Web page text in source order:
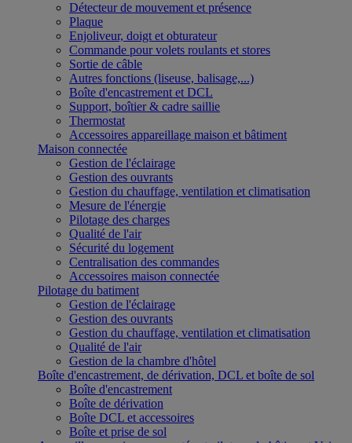
Détecteur de mouvement et présence
Plaque
Enjoliveur, doigt et obturateur
Commande pour volets roulants et stores
Sortie de câble
Autres fonctions (liseuse, balisage,...)
Boîte d'encastrement et DCL
Support, boîtier & cadre saillie
Thermostat
Accessoires appareillage maison et bâtiment
Maison connectée
Gestion de l'éclairage
Gestion des ouvrants
Gestion du chauffage, ventilation et climatisation
Mesure de l'énergie
Pilotage des charges
Qualité de l'air
Sécurité du logement
Centralisation des commandes
Accessoires maison connectée
Pilotage du batiment
Gestion de l'éclairage
Gestion des ouvrants
Gestion du chauffage, ventilation et climatisation
Qualité de l'air
Gestion de la chambre d'hôtel
Boîte d'encastrement, de dérivation, DCL et boîte de sol
Boîte d'encastrement
Boîte de dérivation
Boîte DCL et accessoires
Boîte et prise de sol